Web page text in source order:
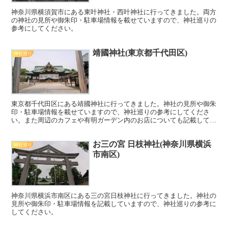
神奈川県横須賀市にある東叶神社・西叶神社に行ってきました。両方
の神社の見所や御朱印・駐車場情報を載せていますので、神社巡りの
参考にしてください。
神社巡り 靖國神社(東京都千代田区)
東京都千代田区にある靖國神社に行ってきました。神社の見所や御朱
印・駐車場情報を載せていますので、神社巡りの参考にしてくださ
い。また周辺のカフェや有明ガーデン内のお店についても記載してい
神社巡り
お三の宮 日枝神社(神奈川県横浜
市南区)
神奈川県横浜市南区にある三の宮日枝神社に行ってきました。神社の
見所や御朱印・駐車場情報を記載していますので、神社巡りの参考に
してください。